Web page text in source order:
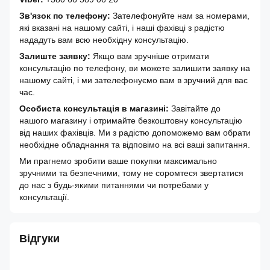
Зв'язок по телефону: Зателефонуйте нам за номерами,
які вказані на нашому сайті, і наші фахівці з радістю
нададуть вам всю необхідну консультацію.
Залиште заявку: Якщо вам зручніше отримати
консультацію по телефону, ви можете залишити заявку на
нашому сайті, і ми зателефонуємо вам в зручний для вас
час.
Особиста консультація в магазині: Завітайте до
нашого магазину і отримайте безкоштовну консультацію
від наших фахівців. Ми з радістю допоможемо вам обрати
необхідне обладнання та відповімо на всі ваші запитання.
Ми прагнемо зробити ваше покупки максимально
зручними та безпечними, тому не соромтеся звертатися
до нас з будь-якими питаннями чи потребами у
консультації.
Відгуки